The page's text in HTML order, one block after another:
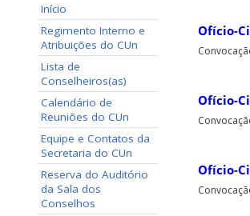
Início
Regimento Interno e
Atribuições do CUn
Lista de
Conselheiros(as)
Calendário de
Reuniões do CUn
Equipe e Contatos da
Secretaria do CUn
Reserva do Auditório
da Sala dos
Conselhos
Ofício-
Ofício-
Ofício-